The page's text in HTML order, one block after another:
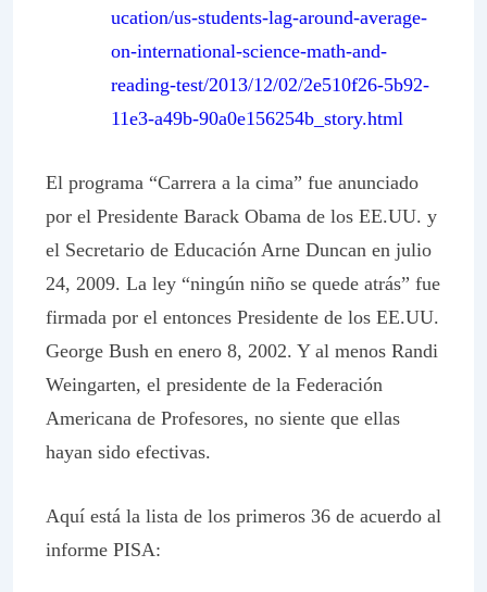
ucation/us-students-lag-around-average-
on-international-science-math-and-
reading-test/2013/12/02/2e510f26-5b92-
11e3-a49b-90a0e156254b_story.html
El programa “Carrera a la cima” fue anunciado
por el Presidente Barack Obama de los EE.UU. y
el Secretario de Educación Arne Duncan en julio
24, 2009. La ley “ningún niño se quede atrás” fue
firmada por el entonces Presidente de los EE.UU.
George Bush en enero 8, 2002. Y al menos Randi
Weingarten, el presidente de la Federación
Americana de Profesores, no siente que ellas
hayan sido efectivas.
Aquí está la lista de los primeros 36 de acuerdo al
informe PISA: